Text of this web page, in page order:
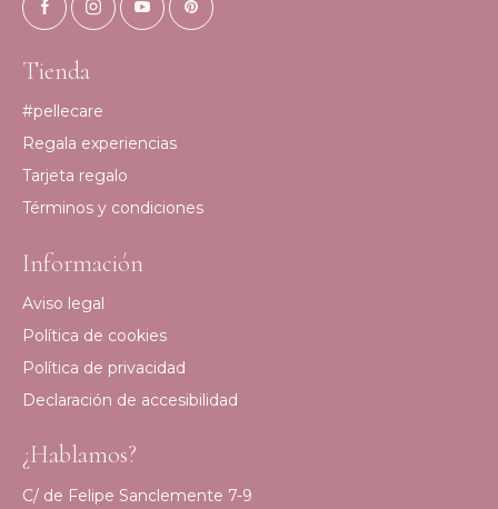
Tienda
#pellecare
Regala experiencias
Tarjeta regalo
Términos y condiciones
Información
Aviso legal
Política de cookies
Política de privacidad
Declaración de accesibilidad
¿Hablamos?
C/ de Felipe Sanclemente 7-9